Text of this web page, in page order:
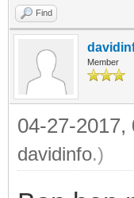
Find
Member
04-27-2017,
davidinfo.)